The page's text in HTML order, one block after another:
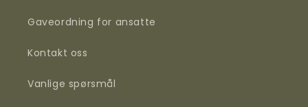
Gaveordning for ansatte
Kontakt oss
Vanlige spørsmål